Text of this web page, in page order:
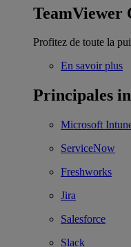
TeamViewer
Profitez de toute la
En savoir plus
Principales
Microsoft
ServiceNow
Freshworks
Jira
Salesforce
Slack